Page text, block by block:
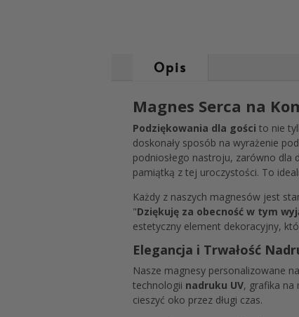
Opis
Magnes Serca na
Podziękowania dla gości to nie
doskonały sposób na wyrażenie
podniosłego nastroju, zarówno dla
pamiątką z tej uroczystości. To
Każdy z naszych magnesów jest
"Dziękuję za obecność w tym
estetyczny element dekoracyjny,
Elegancja i Trwałość
Nasze magnesy personalizowane
technologii nadruku UV, grafika na
cieszyć oko przez długi czas.